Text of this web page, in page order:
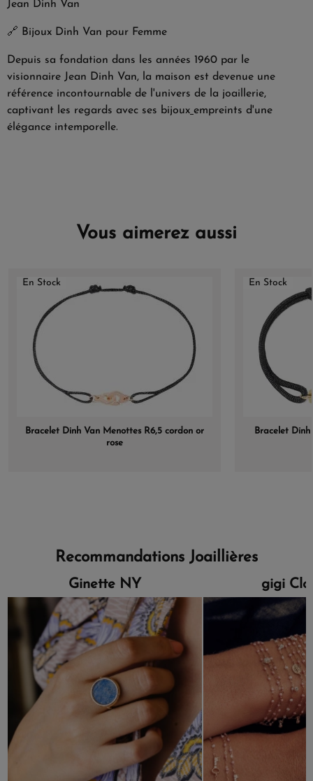
Jean Dinh Van
🔗 Bijoux Dinh Van pour Femme
Depuis sa fondation dans les années 1960 par le
visionnaire Jean Dinh Van, la maison est devenue une
référence incontournable de l'univers de la joaillerie,
captivant les regards avec ses bijoux empreints d'une
élégance intemporelle.
Vous aimerez aussi
En Stock
Bracelet Dinh Van Menottes R6,5 cordon or
rose
En Stock
Bracelet
Recommandations Joaillières
Ginette NY gigi